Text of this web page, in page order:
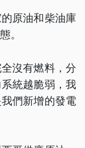
原油和柴油庫
。
沒有燃料，分
統越脆弱，我
們新增的發電